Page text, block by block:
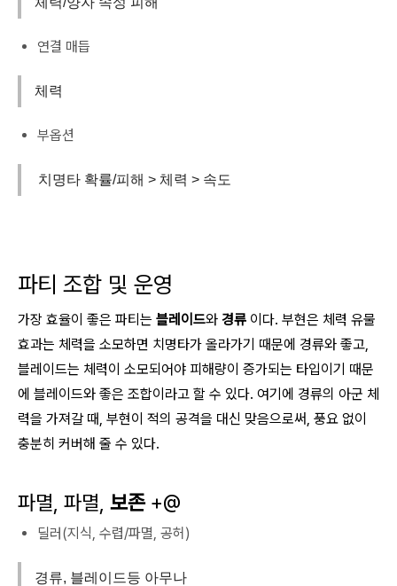
연결 매듭
체력
부옵션
치명타 확률/피해 > 체력 > 속도
파티 조합 및 운영
가장 효율이 좋은 파티는 블레이드와 경류 이다. 부현은 체력 유물
효과는 체력을 소모하면 치명타가 올라가기 때문에 경류와 좋고,
블레이드는 체력이 소모되어야 피해량이 증가되는 타입이기 때문
에 블레이드와 좋은 조합이라고 할 수 있다. 여기에 경류의 아군 체
력을 가져갈 때, 부현이 적의 공격을 대신 맞음으로써, 풍요 없이
충분히 커버해 줄 수 있다.
파멸, 파멸, 보존 +@
딜러(지식, 수렵/파멸, 공허)
경류, 블레이드등 아무나